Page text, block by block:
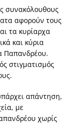
συνακόλουθους
αφορούν τους
τα κυρίαρχα
και κύρια
Παπανδρέου.
στιγματισμός
απάντηση,
με
χωρίς